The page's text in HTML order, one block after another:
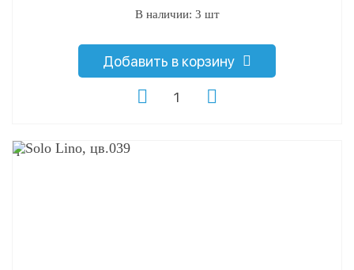
В наличии: 3 шт
Добавить в корзину
q